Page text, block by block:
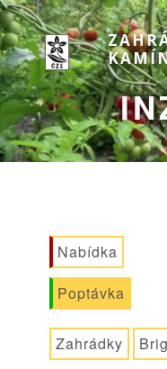
Nabídka
Poptávka
Zahrádky